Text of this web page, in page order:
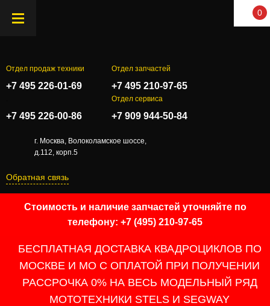
0
Отдел продаж техники
+7 495 226-01-69
Отдел запчастей
+7 495 210-97-65
+7 495 226-00-86
Отдел сервиса
+7 909 944-50-84
г. Москва, Волоколамское шоссе,
д.112, корп.5
Обратная связь
Стоимость и наличие запчастей уточняйте по
телефону: +7 (495) 210-97-65
БЕСПЛАТНАЯ ДОСТАВКА КВАДРОЦИКЛОВ ПО
МОСКВЕ И МО С ОПЛАТОЙ ПРИ ПОЛУЧЕНИИ
РАССРОЧКА 0% НА ВЕСЬ МОДЕЛЬНЫЙ РЯД
МОТОТЕХНИКИ STELS И SEGWAY